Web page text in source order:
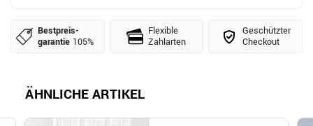
Bestpreis­
garantie 105%
Flexible
Zahlarten
Geschützter
Checkout
ÄHNLICHE ARTIKEL